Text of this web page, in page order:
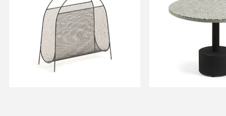
Газетница Aviva темно-
Cтолик
В